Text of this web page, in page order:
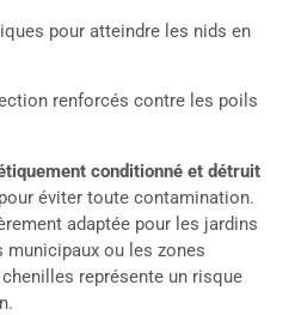
pour atteindre les nids en
renforcés contre les poils
conditionné et détruit
éviter toute contamination.
adaptée pour les jardins
municipaux ou les zones
représente un risque